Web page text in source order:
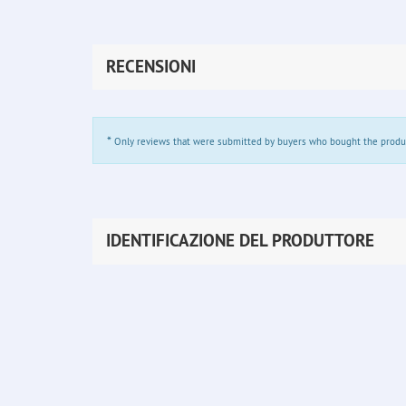
RECENSIONI
* Only reviews that were submitted by buyers who bought the
IDENTIFICAZIONE DEL PRODUTTORE